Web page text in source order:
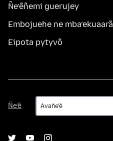
Ñe’ẽñemi guerujey
Embojuehe ne mba’ekuaarã
Eipota pytyvõ
Ñe’ẽ
Ñe’ẽ